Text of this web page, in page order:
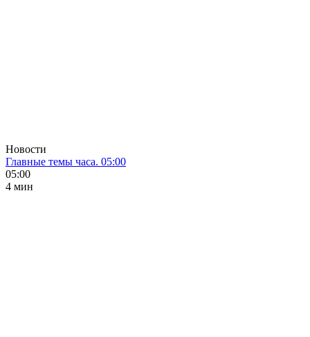
Новости
Главные темы часа. 05:00
05:00
4 мин